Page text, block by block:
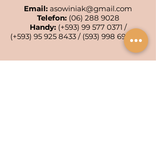
Email: asowiniak@gmail.com
Telefon: (06) 288 9028
Handy: (+593) 99 577 0371 /
(+593) 95 925 8433 / (593) 998 699 496